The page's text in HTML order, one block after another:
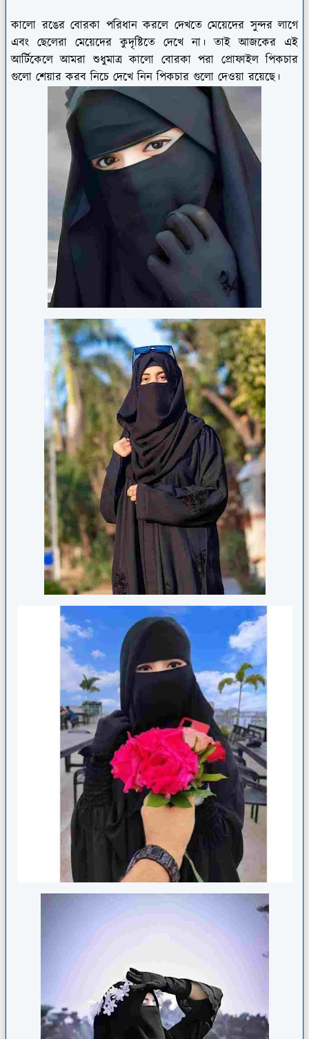
কালো রঙের বোরকা পরিধান করলে দেখতে মেয়েদের সুন্দর লাগে
এবং ছেলেরা মেয়েদের কুদৃষ্টিতে দেখে না। তাই আজকের এই
আর্টিকেলে আমরা শুধুমাত্র কালো বোরকা পরা প্রোফাইল পিকচার
গুলো শেয়ার করব নিচে দেখে নিন পিকচার গুলো দেওয়া রয়েছে।